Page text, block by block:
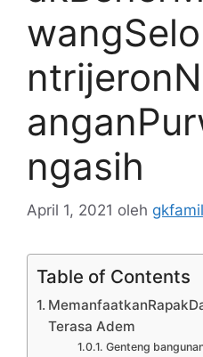
ngasih
April 1, 2021 oleh
Table of Contents
Terasa Adem
Genteng